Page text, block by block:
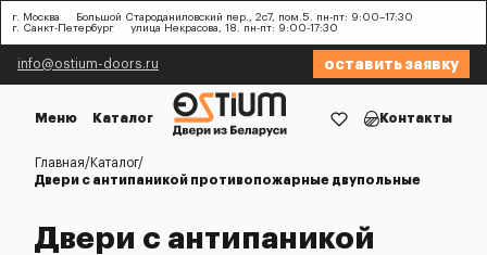
г. Москва
Большой Староданиловский пер., 2с7, пом.5. пн-пт: 9:00–17:30
г. Санкт-Петербург
улица Некрасова, 18. пн-пт: 9:00-17:30
info@ostium-doors.ru оставить заявку
Меню Каталог Контакты
Главная
Каталог
Двери с антипаникой противопожарные двупольные
Двери с антипаникой